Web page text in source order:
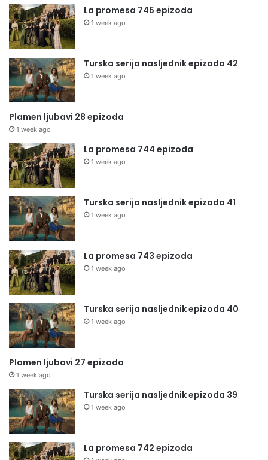
La promesa 745 epizoda
1 week ago
Turska serija nasljednik epizoda 42
1 week ago
Plamen ljubavi 28 epizoda
1 week ago
La promesa 744 epizoda
1 week ago
Turska serija nasljednik epizoda 41
1 week ago
La promesa 743 epizoda
1 week ago
Turska serija nasljednik epizoda 40
1 week ago
Plamen ljubavi 27 epizoda
1 week ago
Turska serija nasljednik epizoda 39
1 week ago
La promesa 742 epizoda